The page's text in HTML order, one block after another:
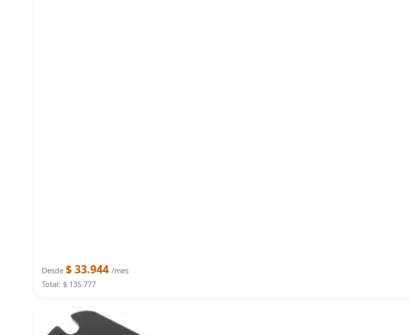
Desde $ 33.944 /mes
Total: $ 135.777